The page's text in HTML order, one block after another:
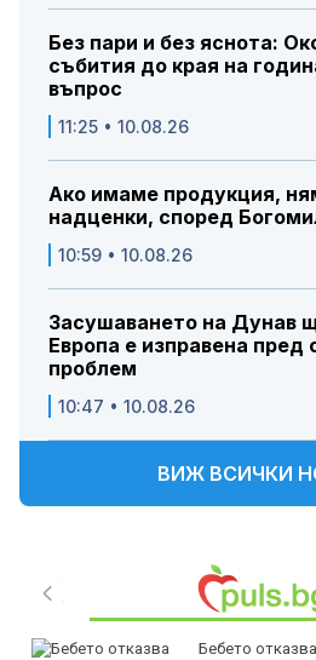
Без пари и без яснота:
събития до края на
въпрос
11:25 • 10.08.26
Ако имаме продукция,
надценки, според
10:59 • 10.08.26
Засушаването на Дунав
Европа е изправена пред
проблем
10:47 • 10.08.26
ВИЖ ВСИЧКИ
Бебето